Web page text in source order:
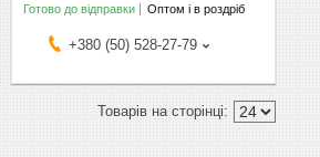
Готово до відправки Оптом і в роздріб
+380 (50) 528-27-79